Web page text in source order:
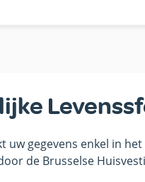
uw gegevens enkel in
de Brusselse